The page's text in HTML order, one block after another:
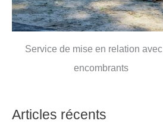
Service de mise en relation
encombrants
Articles récents